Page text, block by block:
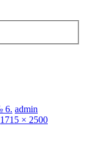
6. admin
1715 × 2500